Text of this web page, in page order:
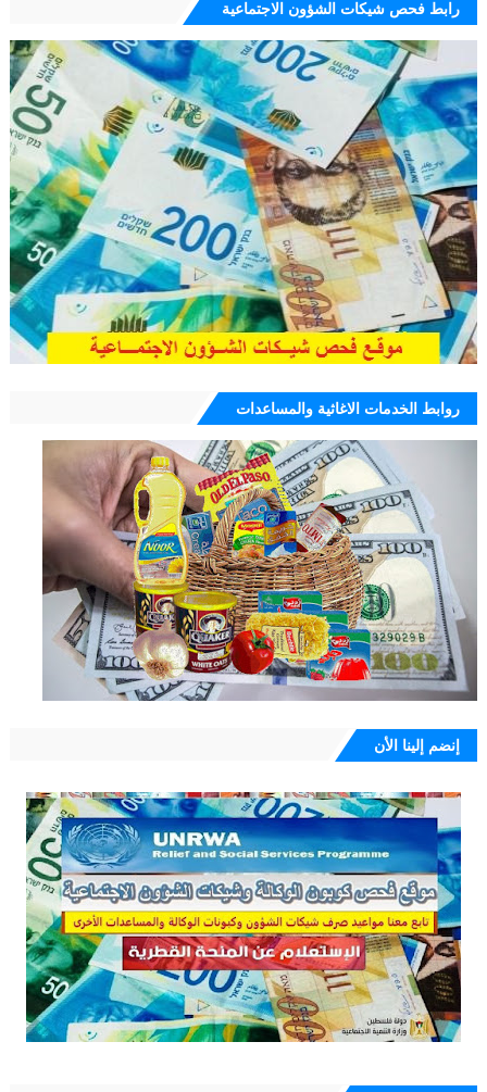
رابط فحص شيكات الشؤون الاجتماعية
روابط الخدمات الاغاثية والمساعدات
إنضم إلينا الأن